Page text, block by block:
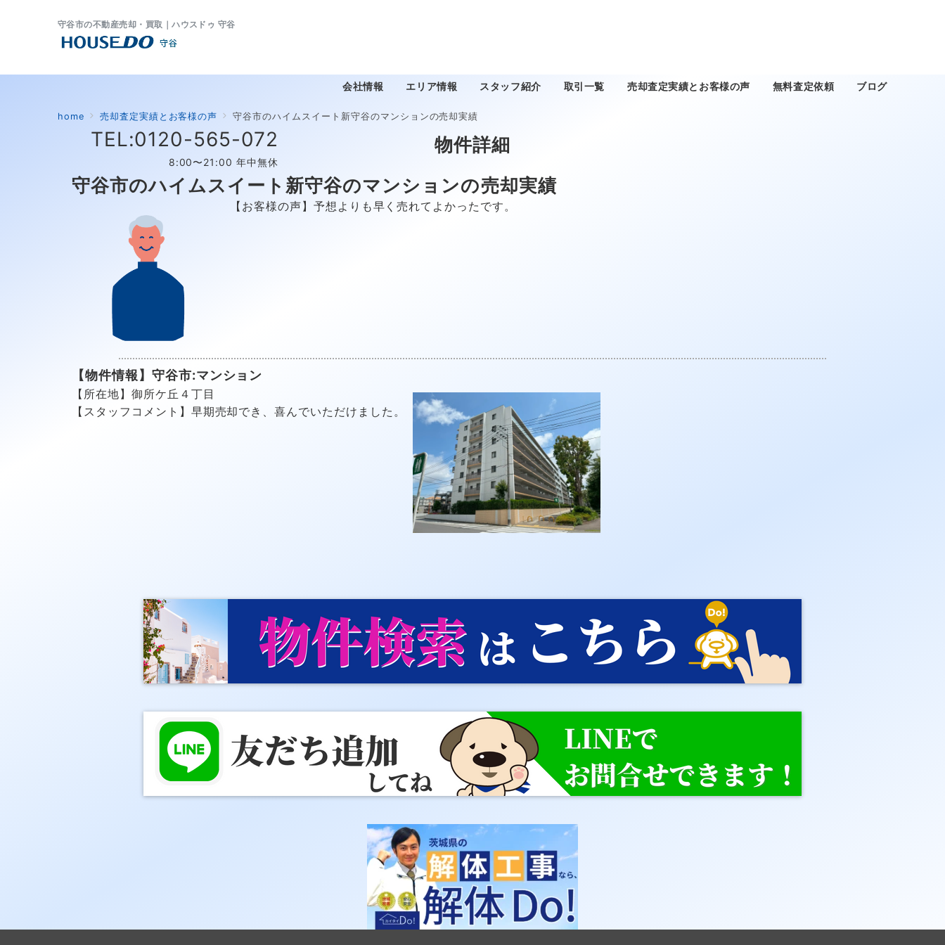
守谷市の不動産売却・買取｜ハウスドゥ 守谷
会社情報 エリア情報 スタッフ紹介 取引一覧 売却査定実績とお客様の声 無料査定依頼 ブログ
TEL:0120-565-072
8:00〜21:00 年中無休
home 売却査定実績とお客様の声 守谷市のハイムスイート新守谷のマンションの売却実績
物件詳細
守谷市のハイムスイート新守谷のマンションの売却実績
【お客様の声】予想よりも早く売れてよかったです。
【物件情報】守谷市:マンション
【所在地】御所ケ丘４丁目
【スタッフコメント】早期売却でき、喜んでいただけました。